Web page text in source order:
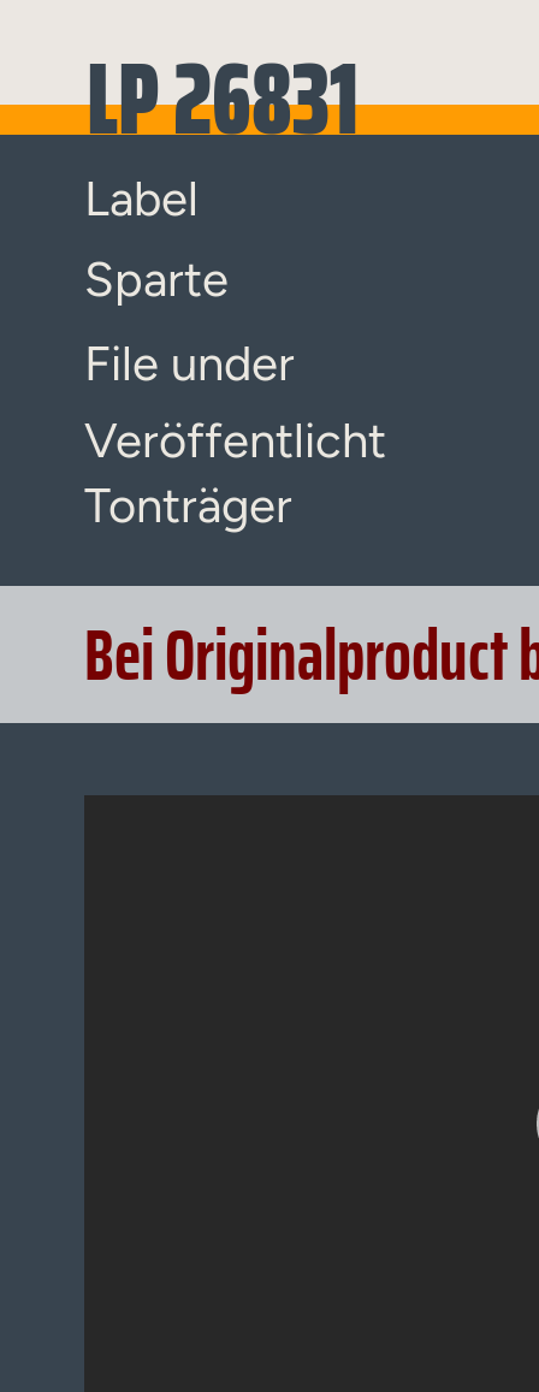
LP 26831
Label
Sparte
File under
Veröffentlicht
Tonträger
Bei Originalproduct